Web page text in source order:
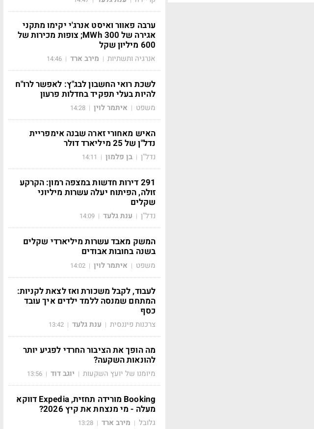
ערבה פאוור ואיסט אנרג'י יקימו מתקני
אגירה של 300 MWh; צופות מכירות של
600 מיליון שקל
אנרגיה ותשתיות | מירב ארד |
14:46
לשכת רואי החשבון לבג"ץ: לאפשר לרו"ח
להיות בעלי תפקיד בחדלות פרעון
משפט | איתמר לוין |
14:28
האיש מאחורי זארה שבנה אימפריית
נדל"ן של 25 מיליארד דולר
נדל"ן | בן פלמון |
14:11
291 דירות חדשות במצפה רמון: הקרקע
זולה, הפיתוח יעלה עשרות מיליוני
שקלים
נדל"ן | ענת גלעד |
14:09
המשק מאבד עשרות מיליארדי שקלים
בשנה בחובות אבודים
משפט | איתמר לוין |
14:02
לעבוד, לקבל משכורת ואז לצאת לקניות:
המתחם שמנסה ללמד ילדים איך עובד
כסף
צרכנות פיננסית | ענת גלעד |
13:42
מה הופך את הציבור החרדי לפגיע יותר
להונאות השקעה?
מיומנו של יועץ השקעות | יוגב דוד |
13:56
Booking מורידה תחזית, Expedia דווקא
מעלה - מי מנצחת את קיץ 2026?
גלובל | מירב ארד |
13:28